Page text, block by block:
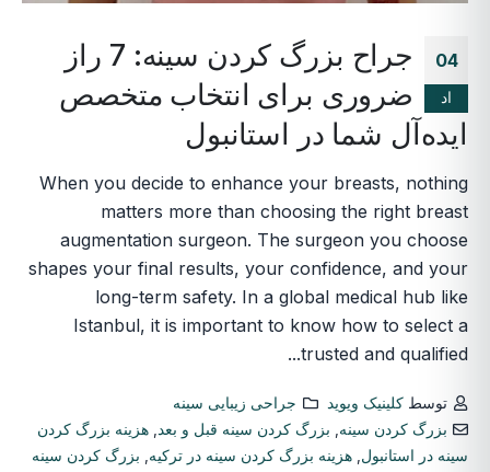
04
اد
جراح بزرگ کردن سینه: 7 راز
ضروری برای انتخاب متخصص
ایده‌آل شما در استانبول
When you decide to enhance your breasts, nothing
matters more than choosing the right breast
augmentation surgeon. The surgeon you choose
shapes your final results, your confidence, and your
long-term safety. In a global medical hub like
Istanbul, it is important to know how to select a
trusted and qualified...
توسطکلینیک ویوید
جراحی زیبایی سینه
بزرگ کردن سینه
بزرگ کردن سینه قبل و بعد ,هزینه بزرگ کردن
سینه در استانبول هزینه بزرگ کردن سینه در ترکیه
بزرگ کردن سینه